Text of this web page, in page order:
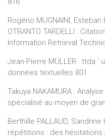
Rogério MUGNAINI, Esteban
OTRANTO TARDELLI :
Information Retrieval
Jean-Pierre MÜLLER : ttda '
données textuelles 831
Takuya NAKAMURA :
spécialisé au moyen de
Berthille PALLAUD,
répétitions : des